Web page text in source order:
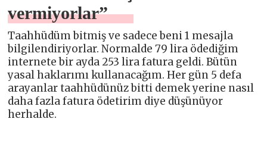
vermiyorlar”
Taahhüdüm bitmiş ve sadece beni 1 mesajla
bilgilendiriyorlar. Normalde 79 lira ödediğim
internete bir ayda 253 lira fatura geldi. Bütün
yasal haklarımı kullanacağım. Her gün 5 defa
arayanlar taahhüdünüz bitti demek yerine nasıl
daha fazla fatura ödetirim diye düşünüyor
herhalde.